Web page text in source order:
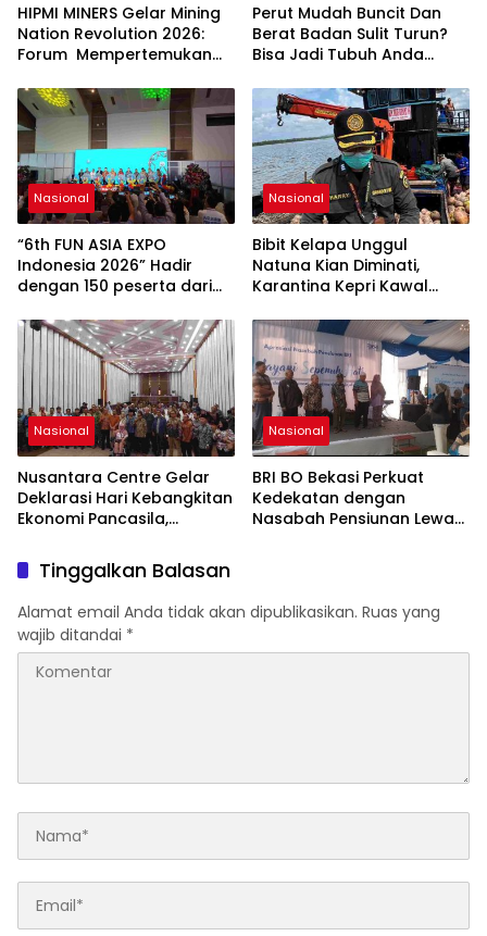
HIPMI MINERS Gelar Mining
Nation Revolution 2026:
Forum Mempertemukan
Investor, Akademisi, dan
Pengusaha dalam
Mendukung Percepatan
Hilirisasi Nasional.
Perut Mudah Buncit Dan
Berat Badan Sulit Turun?
Bisa Jadi Tubuh Anda
Nasional
“6th FUN ASIA EXPO
Indonesia 2026” Hadir
dengan 150 peserta dari
Industri Taman Rekreasi
dan Ekosistem Pariwisata
di Tanah Air
Nasional
Bibit Kelapa Unggul
Natuna Kian Diminati,
Karantina Kepri Kawal
Bintan
Nasional
Nusantara Centre Gelar
Deklarasi Hari Kebangkitan
Ekonomi Pancasila,
Djojohadikusumo Anti
Penjajahan (Pergolakan
Ekonomi Politik Indonesia)
& Simposium Nasional
“Urgensi Undang-Undang
Perekonomian Nasional
dan Kesejahteraan Sosial
Nasional
BRI BO Bekasi Perkuat
Kedekatan dengan
Nasabah Pensiunan Lewat
Tinggalkan Balasan
Alamat email Anda tidak akan dipublikasikan. Ruas yang
wajib ditandai *